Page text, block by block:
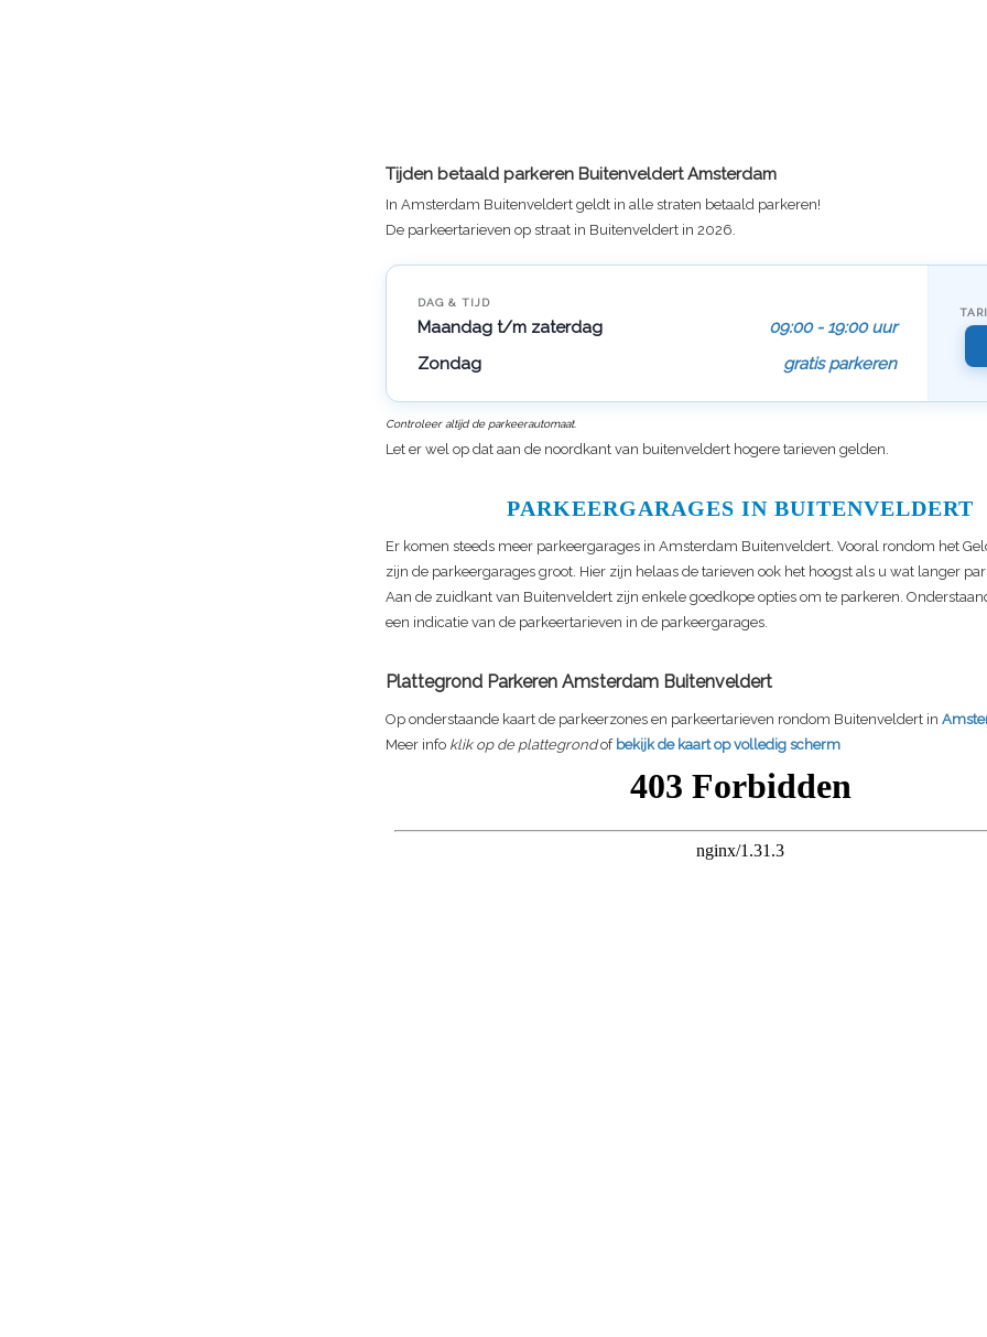
Tijden betaald parkeren BuitenveldertAmsterdam
In Amsterdam Buitenveldert geldt in alle straten betaald parkeren!
De parkeertarieven op straat in Buitenveldert in 2026.
DAG & TIJD
Maandag t/m zaterdag
09:00 - 19:00 uur
Zondag
gratis parkeren
Controleer altijd de parkeerautomaat.
Let er wel op dat aan de noordkant van buitenveldert hogere tarieven gelden.
PARKEERGARAGES IN BUITENVELDERT
Er komen steeds meer parkeergarages in Amsterdam Buitenveldert. Vooral rondom het
zijn de parkeergarages groot. Hier zijn helaas de tarieven ook het hoogst als u wat langer
Aan de zuidkant van Buitenveldert zijn enkele goedkope opties om te parkeren.
een indicatie van de parkeertarieven in de parkeergarages.
Plattegrond Parkeren Amsterdam Buitenveldert
Op onderstaande kaart de parkeerzones en parkeertarieven rondom Buitenveldert in
Meer info klik op de plattegrondof bekijk de kaart op volledig scherm